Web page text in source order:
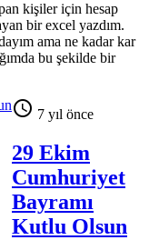
kişiler için hesap
bir excel yazdım.
ama ne kadar kar
bu şekilde bir
 7 yıl önce
29 Ekim
Cumhuriyet
Bayramı
Kutlu Olsun